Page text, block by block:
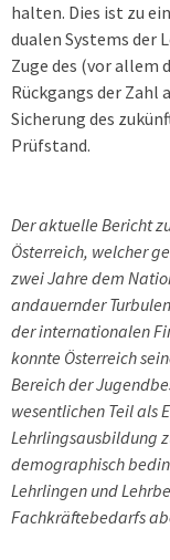
halten. Dies ist zu
dualen Systems der
Zuge des (vor allem
Rückgangs der
Sicherung des
Prüfstand.
Der aktuelle Bericht
Österreich, welcher
zwei Jahre dem
andauernder
der internationalen
konnte Österreich
Bereich der
wesentlichen Teil als
Lehrlingsausbildung
demographisch
Lehrlingen und
Fachkräftebedarfs